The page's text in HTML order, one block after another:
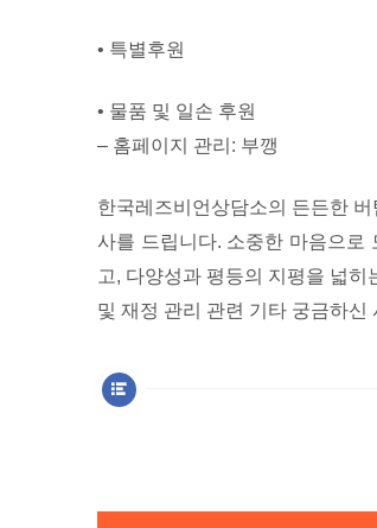
• 특별후원
• 물품 및 일손 후원
– 홈페이지 관리: 부깽
한국레즈비언상담소의 든든한
사를 드립니다. 소중한 마음으로
고, 다양성과 평등의 지평을 넓
및 재정 관리 관련 기타 궁금하